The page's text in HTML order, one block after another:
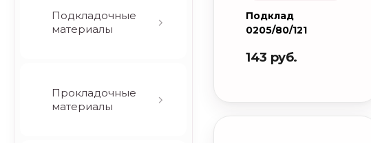
разбеленные тона)
Подкладочные
материалы
Прокладочные
материалы
Подклад
0205/80/121
143 руб.